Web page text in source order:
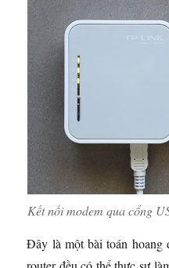
Kết nối modem qua cổng
Đây là một bài toán hoang